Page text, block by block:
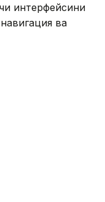
интерфейсини
ва